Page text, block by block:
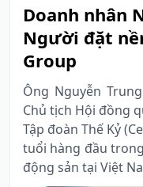
Doanh nhân
Người đặt
Group
Ông Nguyễn
Chủ tịch Hội đồng
Tập đoàn Thế Kỷ
tuổi hàng đầu
động sản tại Việt